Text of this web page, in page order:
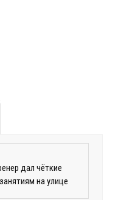
дал чёткие
на улице